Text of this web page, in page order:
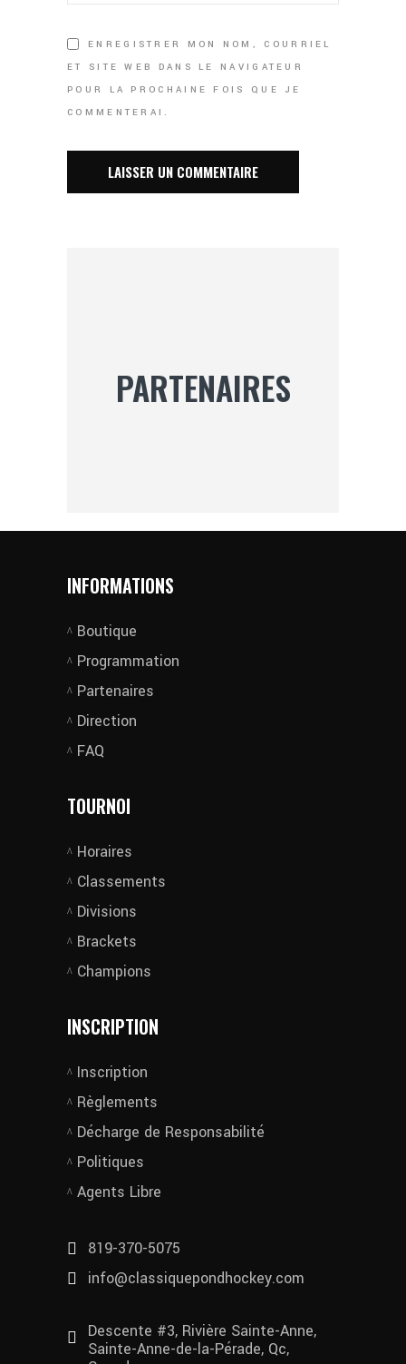
ENREGISTRER MON NOM, COURRIEL
ET SITE WEB DANS LE NAVIGATEUR
POUR LA PROCHAINE FOIS QUE JE
COMMENTERAI.
PARTENAIRES
INFORMATIONS
Boutique
Programmation
Partenaires
Direction
FAQ
TOURNOI
Horaires
Classements
Divisions
Brackets
Champions
INSCRIPTION
Inscription
Règlements
Décharge de Responsabilité
Politiques
Agents Libre
819-370-5075
info@classiquepondhockey.com
Descente #3, Rivière Sainte-Anne,
Sainte-Anne-de-la-Pérade, Qc,